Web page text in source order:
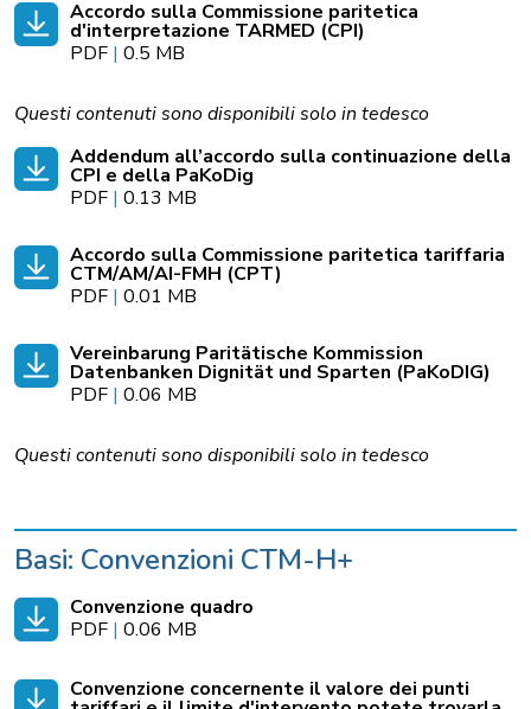
Accordo sulla Commissione paritetica
d'interpretazione TARMED (CPI)
PDF | 0.5 MB
Questi contenuti sono disponibili solo in tedesco
Addendum all’accordo sulla continuazione della
CPI e della PaKoDig
PDF | 0.13 MB
Accordo sulla Commissione paritetica tariffaria
CTM/AM/AI-FMH (CPT)
PDF | 0.01 MB
Vereinbarung Paritätische Kommission
Datenbanken Dignität und Sparten (PaKoDIG)
PDF | 0.06 MB
Questi contenuti sono disponibili solo in tedesco
Basi: Convenzioni CTM-H+
Convenzione quadro
PDF | 0.06 MB
Convenzione concernente il valore dei punti